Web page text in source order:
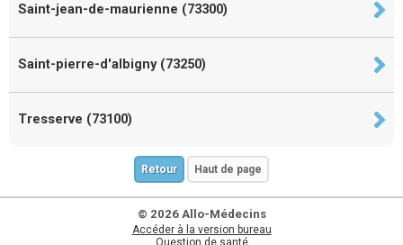
Saint-jean-de-maurienne (73300)
Saint-pierre-d'albigny (73250)
Tresserve (73100)
Retour Haut de page
© 2026 Allo-Médecins
Accéder à la version bureau
Question de santé